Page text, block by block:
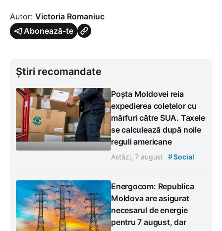
Autor: Victoria Romaniuc
Abonează-te
Știri recomandate
Poșta Moldovei reia
expedierea coletelor cu
mărfuri către SUA. Taxele
se calculează după noile
reguli americane
Astăzi, 7 august #Social
Energocom: Republica
Moldova are asigurat
necesarul de energie
pentru 7 august, dar